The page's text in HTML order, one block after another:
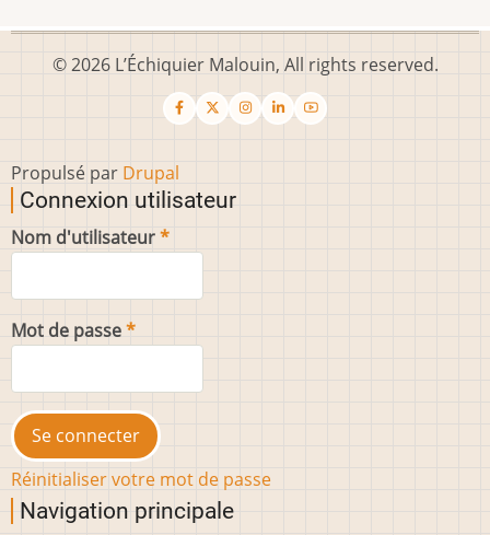
© 2026 L’Échiquier Malouin, All rights reserved.
Propulsé par Drupal
Connexion utilisateur
Nom d'utilisateur
Mot de passe
Réinitialiser votre mot de passe
Navigation principale